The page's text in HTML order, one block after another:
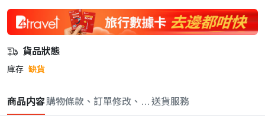
貨品狀態
庫存 缺貨
商品内容購物條款、訂單修改、取消與退款政策
送貨服務